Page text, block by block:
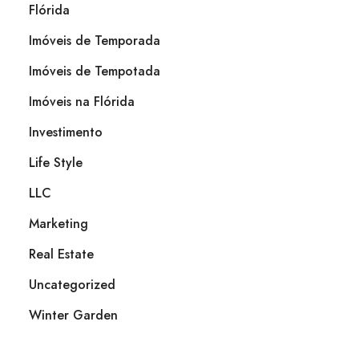
Flórida
Imóveis de Temporada
Imóveis de Tempotada
Imóveis na Flórida
Investimento
Life Style
LLC
Marketing
Real Estate
Uncategorized
Winter Garden